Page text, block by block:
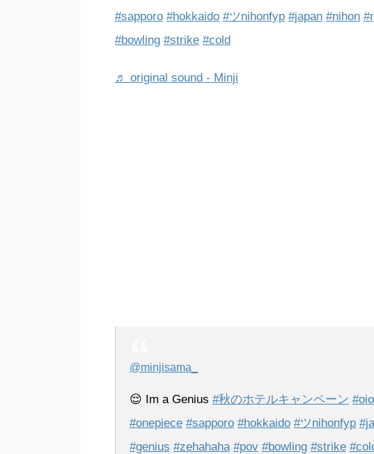
#sapporo #hokkaido #ツnihonfyp #japan #nihon
#bowling #strike #cold
♬ original sound - Minji
@minjisama_
😌 Im a Genius #秋のホテルキャンペーン
#onepiece #sapporo #hokkaido #ツnihonfyp
#genius #zehahaha #pov #bowling #strike